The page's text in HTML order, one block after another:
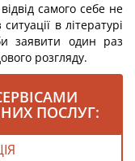
самого себе не
в літературі
заявити один раз
розгляду.
ПОСЛУГ: